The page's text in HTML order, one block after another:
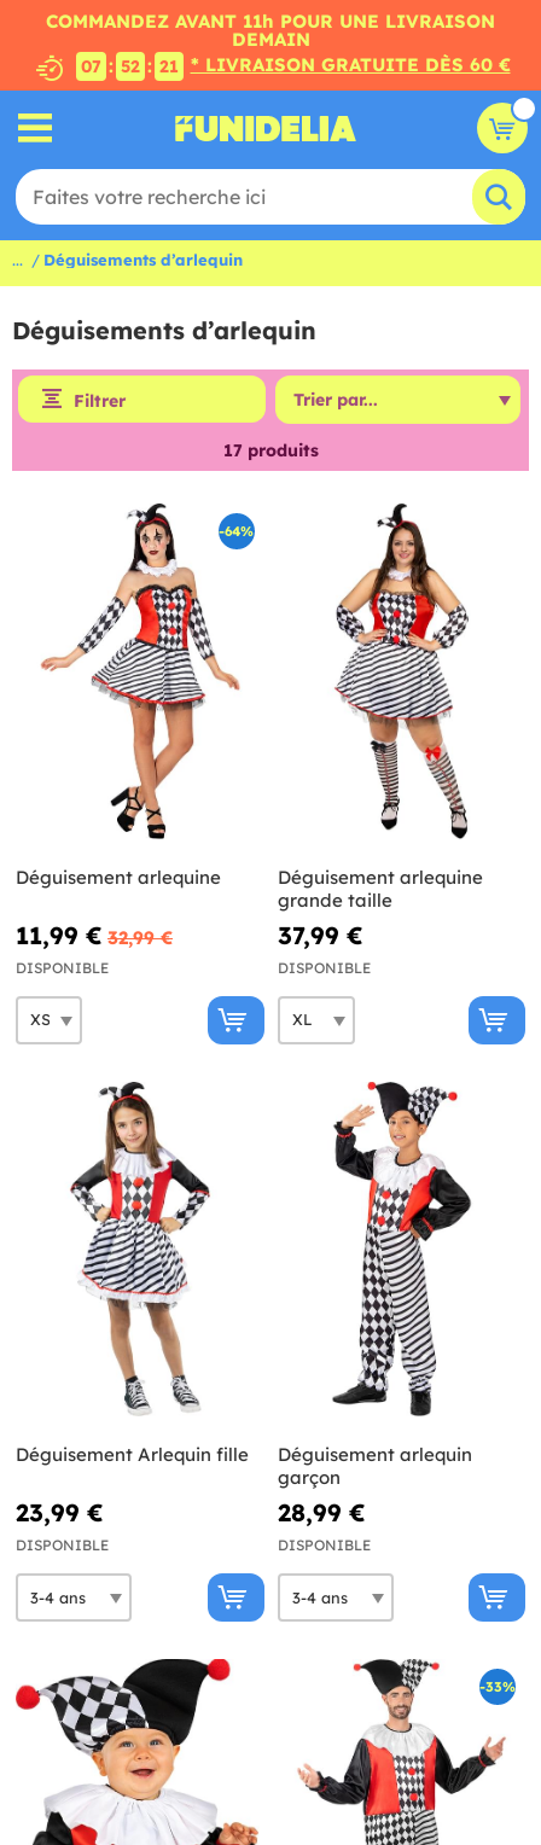
COMMANDEZ AVANT 11h POUR UNE LIVRAISON
DEMAIN
07 : 52 : 20 * LIVRAISON GRATUITE DÈS 60 €
... Déguisements d’arlequin
Déguisements d’arlequin
Filtrer
17 produits
-64%
Déguisement arlequine
11,99 € 32,99 €
DISPONIBLE
Déguisement arlequine
grande taille
37,99 €
DISPONIBLE
Déguisement Arlequin fille
23,99 €
DISPONIBLE
Déguisement arlequin
garçon
28,99 €
DISPONIBLE
-33%